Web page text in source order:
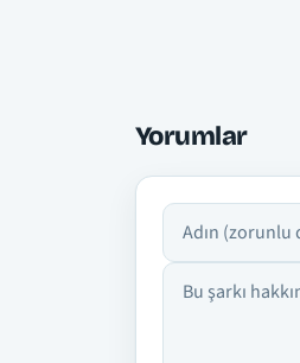
Yorumlar
Adın
Yorumun